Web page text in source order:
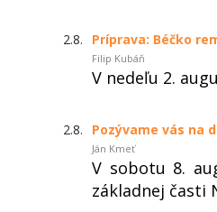
2.8. Príprava: Béčko
Filip Kubáň
V nedeľu 2.
2.8. Pozývame vás na
Ján Kmeť
V sobotu 8.
základnej časti